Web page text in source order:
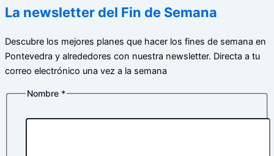
La newsletter del Fin de Semana
Descubre los mejores planes que hacer los fines de semana en
Pontevedra y alrededores con nuestra newsletter. Directa a tu
correo electrónico una vez a la semana
Nombre *